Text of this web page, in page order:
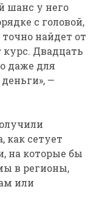
шанс у него
с головой,
найдет от
курс. Двадцать
даже для
—
как сетует
на которые бы
в регионы,
или